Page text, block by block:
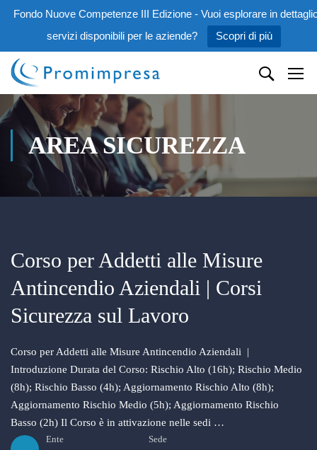
Fondo Nuove Competenze III Edizione - Vuoi esplorare in
servizi disponibili per le aziende?
Scopri di più
AREA SICUREZZA
Corso per Addetti alle Misure
Antincendio Aziendali | Corsi
Sicurezza sul Lavoro
Corso per Addetti alle Misure Antincendio Aziendali |
Introduzione Durata del Corso: Rischio Alto (16h); Rischio Medio
(8h); Rischio Basso (4h); Aggiornamento Rischio Alto (8h);
Aggiornamento Rischio Medio (5h); Aggiornamento Rischio
Basso (2h) Il Corso è in attivazione nelle sedi …
Ente Sede